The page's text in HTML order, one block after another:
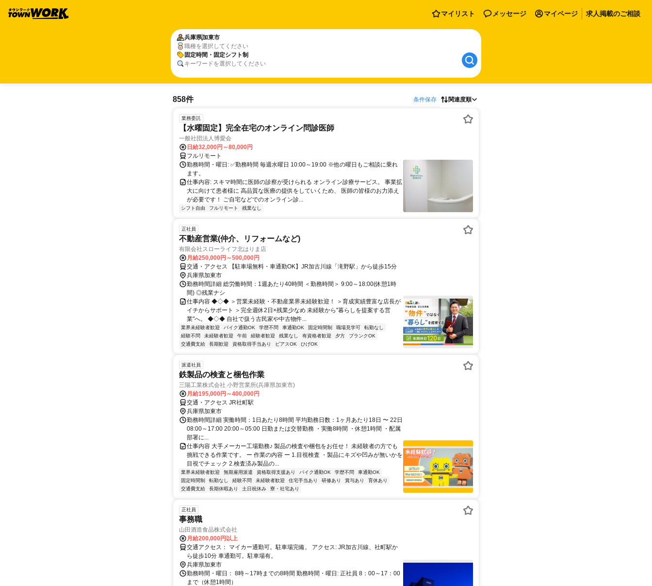
マイリスト メッセージ マイページ 求人掲載のご相談
兵庫県加東市
職種を選択してください
固定時間・固定シフト制
キーワードを選択してください
858件 条件保存 関連度順
業務委託
【水曜固定】完全在宅のオンライン問診医師
一般社団法人博愛会
日給32,000円～80,000円
フルリモート
勤務時間・曜日: ✅勤務時間 毎週水曜日 10:00～19:00 ※他の曜日もご相談に乗れ
ます。
仕事内容: スキマ時間に医師の診察が受けられる オンライン診療サービス。 事業拡
大に向けて患者様に 高品質な医療の提供をしていくため、 医師の皆様のお力添え
が必要です！ ご自宅などでのオンライン診...
シフト自由 フルリモート 残業なし
正社員
不動産営業(仲介、リフォームなど)
有限会社スローライフ北はりま店
月給250,000円～500,000円
交通・アクセス 【駐車場無料・車通勤OK】JR加古川線「滝野駅」から徒歩15分
兵庫県加東市
勤務時間詳細 総労働時間：1週あたり40時間 ＜勤務時間＞ 9:00～18:00(休憩1時
間) ◎残業ナシ
仕事内容 ◆◇◆ ＞営業未経験・不動産業界未経験歓迎！ ＞育成実績豊富な店長が
イチからサポート ＞完全週休2日×残業少なめ 未経験から"暮らしを提案する営
業"へ。 ◆◇◆ 自社で扱う古民家や中古物件...
業界未経験者歓迎 バイク通勤OK 学歴不問 車通勤OK 固定時間制 職場見学可
転勤なし
経験不問
未経験者歓迎 午前 経験者歓迎 残業なし 有資格者歓迎 夕方
ブランクOK
交通費支給
長期歓迎 資格取得手当あり ピアスOK ひげOK
派遣社員
鉄製品の検査と梱包作業
三陽工業株式会社 小野営業所(兵庫県加東市)
月給195,000円～400,000円
交通・アクセス JR社町駅
兵庫県加東市
勤務時間詳細 実働時間：1日あたり8時間 平均勤務日数：1ヶ月あたり18日 〜 22日
08:00～17:00 20:00～05:00 日勤または交替勤務 ・実働8時間 ・休憩1時間 ・配属
部署に...
仕事内容 大手メーカー工場勤務♪ 製品の検査や梱包をお任せ！ 未経験者の方でも
挑戦できる作業です。 ー 作業の内容 ー 1.目視検査 ・製品にキズや凹みが無いかを
目視でチェック 2.検査済み製品の...
業界未経験者歓迎 無期雇用派遣 資格取得支援あり バイク通勤OK 学歴不問
車通勤OK
固定時間制
転勤なし 経験不問 未経験者歓迎 住宅手当あり 研修あり 賞与あり
育休あり
交通費支給
長期休暇あり 土日祝休み 寮・社宅あり
正社員
事務職
山田酒造食品株式会社
月給200,000円以上
交通アクセス： マイカー通勤可。駐車場完備。 アクセス: JR加古川線、社町駅か
ら徒歩10分 車通勤可。駐車場有。
兵庫県加東市
勤務時間・曜日： 8時～17時までの8時間 勤務時間・曜日: 正社員 8：00～17：00
まで（休憩1時間）